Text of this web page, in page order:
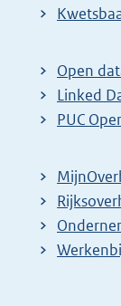
E
t
e
r
l
i
n
k
Open
Linked
PUC
E
x
t
E
x
E